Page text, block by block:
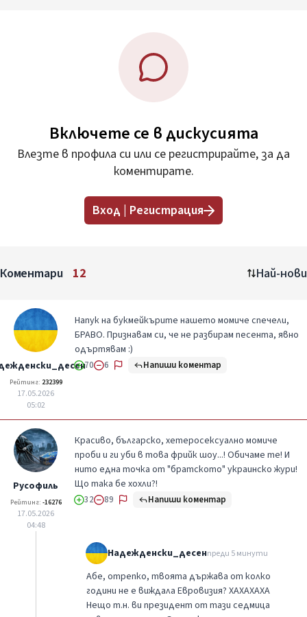
Включете се в дискусията
Влезте в профила си или се регистрирайте, за да
коментирате.
Вход | Регистрация
Коментари 12 Най-нови
Рейтинг: 232399
17.05.2026
05:02
Напук на букмейкърите нашето момиче спечели,
БРАВО. Признавам си, че не разбирам песента, явно
одъртявам :)
70 6 Напиши коментар
Русофиль
Рейтинг: -16276
17.05.2026
04:48
Красиво, българско, хетеросексуално момиче
проби и ги уби в това фрийк шоу...! Обичаме те! И
нито една точка от "братското" украинско жури!
Що така бе хохли?!
32 89 Напиши коментар
Надежденски_десенпреди 5 минути
Абе, отрепко, твоята държава от колко
години не е виждала Евровизия? ХАХАХАХА
Нещо т.н. ви президент от тази седмица